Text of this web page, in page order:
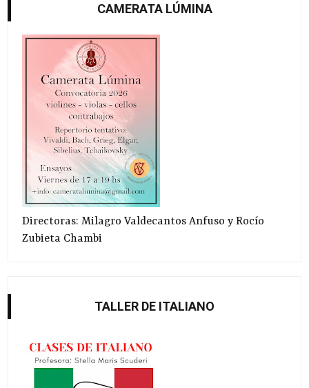
CAMERATA LÚMINA
Directoras: Milagro Valdecantos Anfuso y Rocío
Zubieta Chambi
TALLER DE ITALIANO